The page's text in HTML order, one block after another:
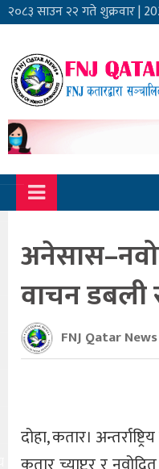
२०८३ साउन २२ गते शुक्रवार|
वाचन डबली
FNJ Qatar News
दोहा, कतार।